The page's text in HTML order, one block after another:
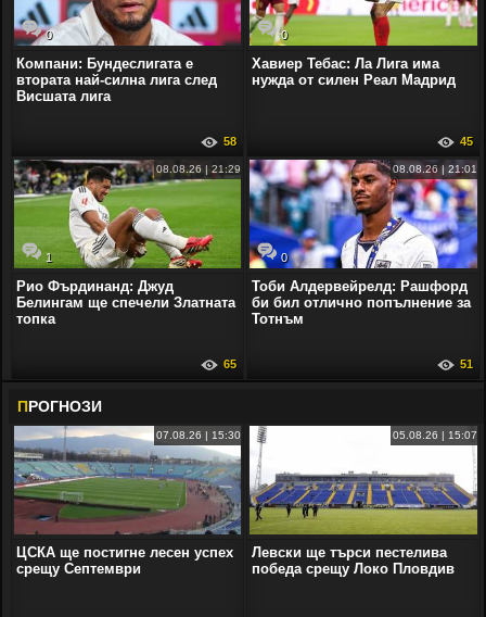
0
Компани: Бундеслигата е
втората най-силна лига след
Висшата лига
58
0
Хавиер Тебас: Ла Лига има
нужда от силен Реал Мадрид
45
1
08.08.26 | 21:29
Рио Фърдинанд: Джуд
Белингам ще спечели Златната
топка
65
0
08.08.26 | 21:01
Тоби Алдервейрелд: Рашфорд
би бил отлично попълнение за
Тотнъм
51
ПРОГНОЗИ
07.08.26 | 15:30
ЦСКА ще постигне лесен успех
срещу Септември
05.08.26 | 15:07
Левски ще търси пестелива
победа срещу Локо Пловдив